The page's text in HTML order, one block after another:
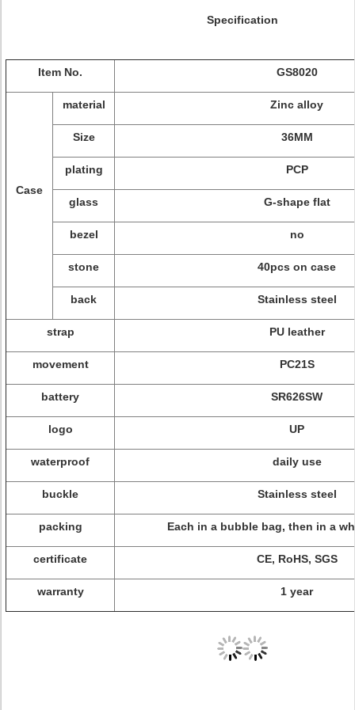
Specification
Item No. GS8020
Case
material Zinc alloy
Size 36MM
plating PCP
glass G-shape flat
bezel no
stone 40pcs on case
back Stainless steel
strap PU leather
movement PC21S
battery SR626SW
logo UP
waterproof daily use
buckle Stainless steel
packing Each in a bubble bag, then in a
certificate CE, RoHS, SGS
warranty 1 year